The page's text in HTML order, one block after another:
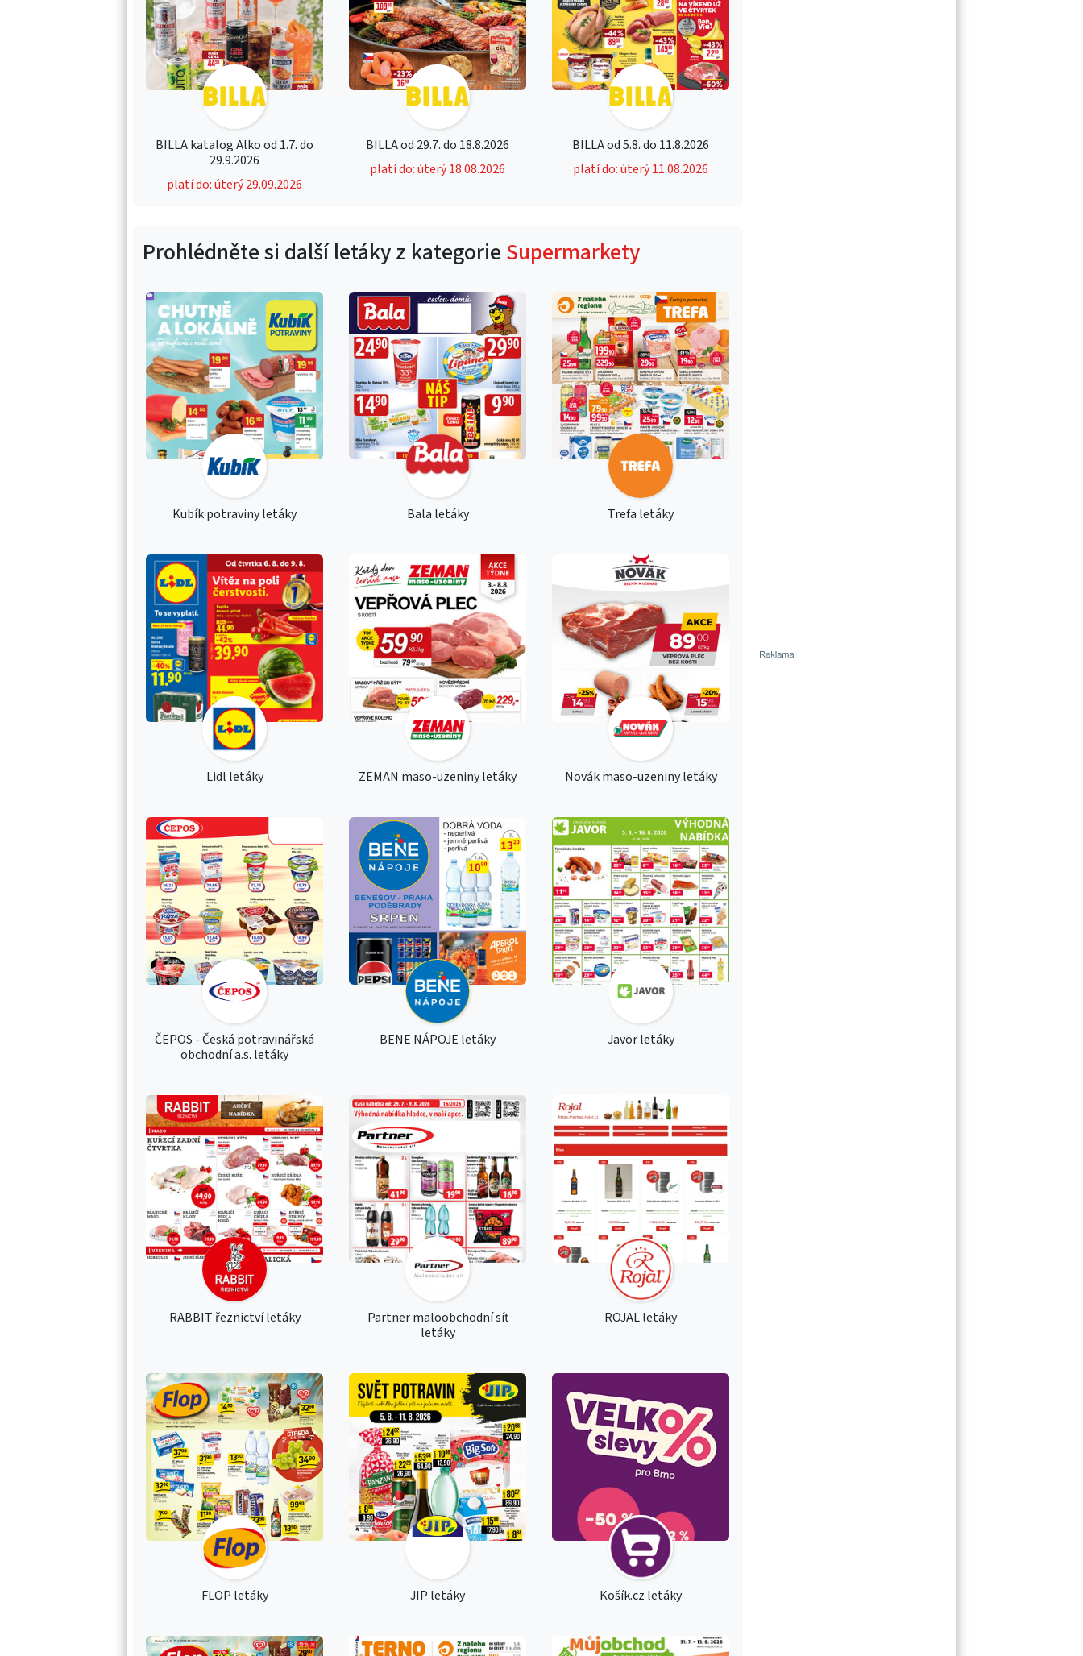
BILLA katalog Alko od 1.7. do
29.9.2026
platí do: úterý 29.09.2026
BILLA od 29.7. do 18.8.2026
platí do: úterý 18.08.2026
BILLA od 5.8. do 11.8.2026
platí do: úterý 11.08.2026
Prohlédněte si další letáky z kategorie Supermarkety
Kubík potraviny letáky Bala letáky Trefa letáky
Lidl letáky ZEMAN maso-uzeniny letáky Novák maso-uzeniny letáky
ČEPOS - Česká potravinářská
obchodní a.s. letáky
BENE NÁPOJE letáky Javor letáky
RABBIT řeznictví letáky
Partner maloobchodní síť
letáky
ROJAL letáky
FLOP letáky JIP letáky Košík.cz letáky